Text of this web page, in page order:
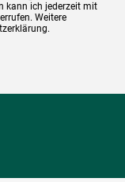
kann ich jederzeit mit
Weitere